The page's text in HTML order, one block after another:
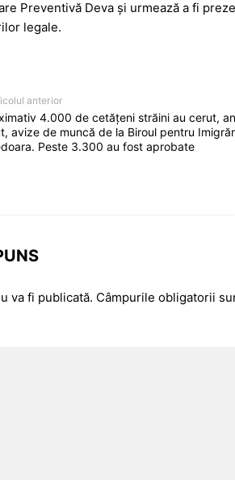
Preventivă Deva şi urmează a fi
legale.
anterior
4.000 de cetățeni străini au cerut,
avize de muncă de la Biroul pentru
Peste 3.300 au fost aprobate
va fi publicată. Câmpurile obligatorii